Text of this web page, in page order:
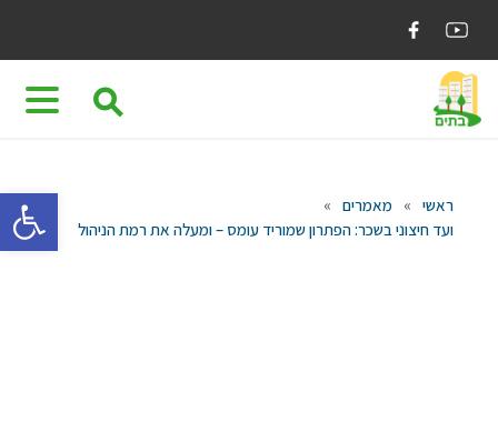
content
⚲
ראשי » מאמרים »
ועד חיצוני בשכר: הפתרון שמוריד עומס – ומעלה את רמת הניהול